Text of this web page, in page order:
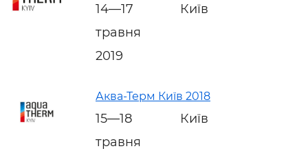
14—17
травня
2019
Київ
Аква-Терм Київ 2018
15—18
травня
Київ